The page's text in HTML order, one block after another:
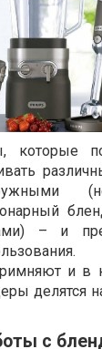
которые
– и
и в
делятся
с